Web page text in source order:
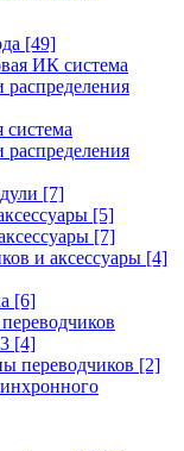
[49]
ИК система
распределения
распределения
[7]
[5]
[7]
и аксессуары [4]
[6]
[4]
переводчиков [2]